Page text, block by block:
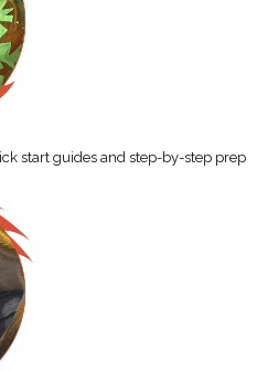
start guides and step-by-step prep